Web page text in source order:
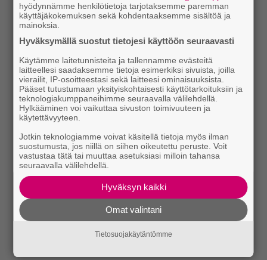
hyödynnämme henkilötietoja tarjotaksemme paremman
käyttäjäkokemuksen sekä kohdentaaksemme sisältöä ja
mainoksia.
Hyväksymällä suostut tietojesi käyttöön seuraavasti
Käytämme laitetunnisteita ja tallennamme evästeitä
laitteellesi saadaksemme tietoja esimerkiksi sivuista, joilla
vierailit, IP-osoitteestasi sekä laitteesi ominaisuuksista.
Pääset tutustumaan yksityiskohtaisesti käyttötarkoituksiin ja
teknologiakumppaneihimme seuraavalla välilehdellä.
Hylkääminen voi vaikuttaa sivuston toimivuuteen ja
käytettävyyteen.
Jotkin teknologiamme voivat käsitellä tietoja myös ilman
suostumusta, jos niillä on siihen oikeutettu peruste. Voit
vastustaa tätä tai muuttaa asetuksiasi milloin tahansa
seuraavalla välilehdellä.
Hyväksyn kaikki
Omat valintani
Tietosuojakäytäntömme